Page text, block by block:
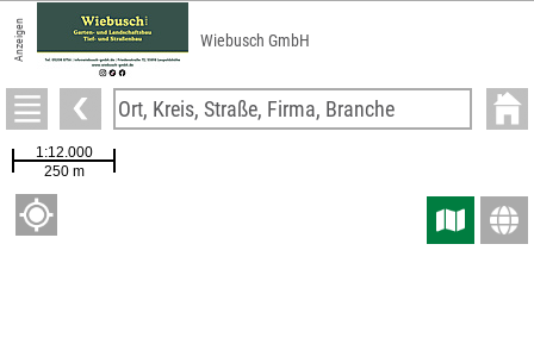
Anzeigen Wiebusch GmbH